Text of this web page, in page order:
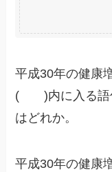
平成30年の健康
( )内に入る語
はどれか。
平成30年の健